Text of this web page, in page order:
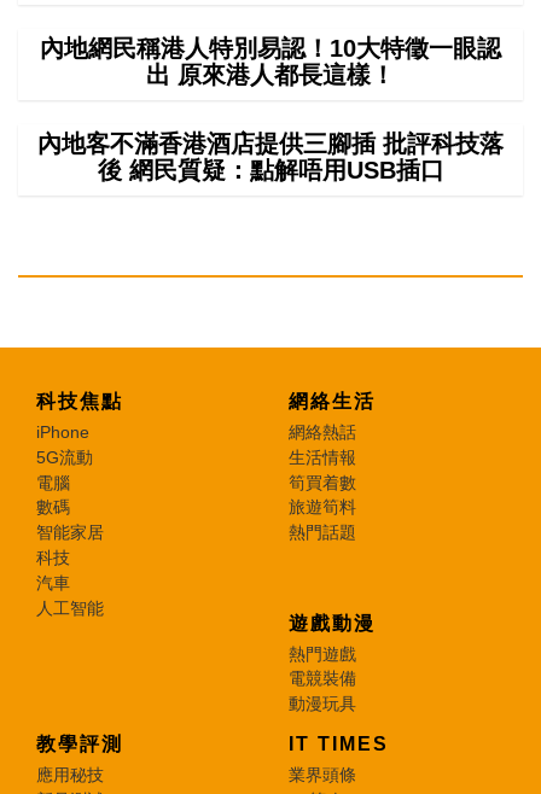
內地網民稱港人特別易認！10大特徵一眼認
出 原來港人都長這樣！
內地客不滿香港酒店提供三腳插 批評科技落
後 網民質疑：點解唔用USB插口
科技焦點
iPhone
5G流動
電腦
數碼
智能家居
科技
汽車
人工智能
網絡生活
網絡熱話
生活情報
筍買着數
旅遊筍料
熱門話題
遊戲動漫
熱門遊戲
電競裝備
動漫玩具
教學評測
應用秘技
IT TIMES
業界頭條